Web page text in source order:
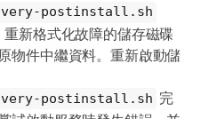
postinstall.sh
重新格式化故障的儲存磁碟
物件中繼資料。重新啟動儲
postinstall.sh 完